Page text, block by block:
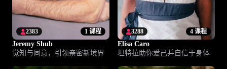
1 课程
2383
Jeremy Shub
觉知与同意，引领亲密新境界
4 课程
3288
Elisa Caro
坦特拉助你爱己并自信于身体